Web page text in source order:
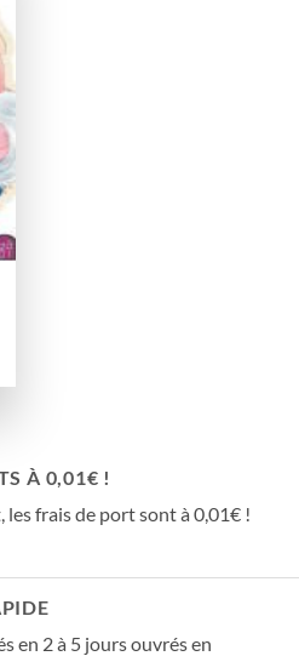
À 0,01€ !
les frais de port sont à 0,01€ !
en 2 à 5 jours ouvrés en